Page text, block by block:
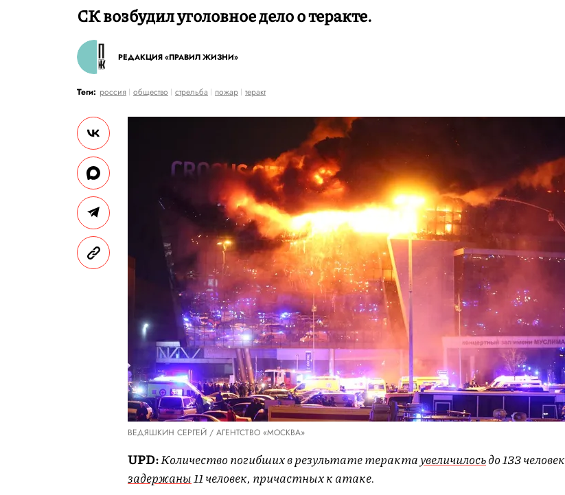
СК возбудил уголовное дело о теракте.
РЕДАКЦИЯ «ПРАВИЛ ЖИЗНИ»
Теги: россия общество стрельба пожар теракт
ВЕДЯШКИН СЕРГЕЙ / АГЕНТСТВО «МОСКВА»
UPD:Количество погибших в результате терактаувеличилосьдо133 человек
задержаны11 человек, причастных к атаке.